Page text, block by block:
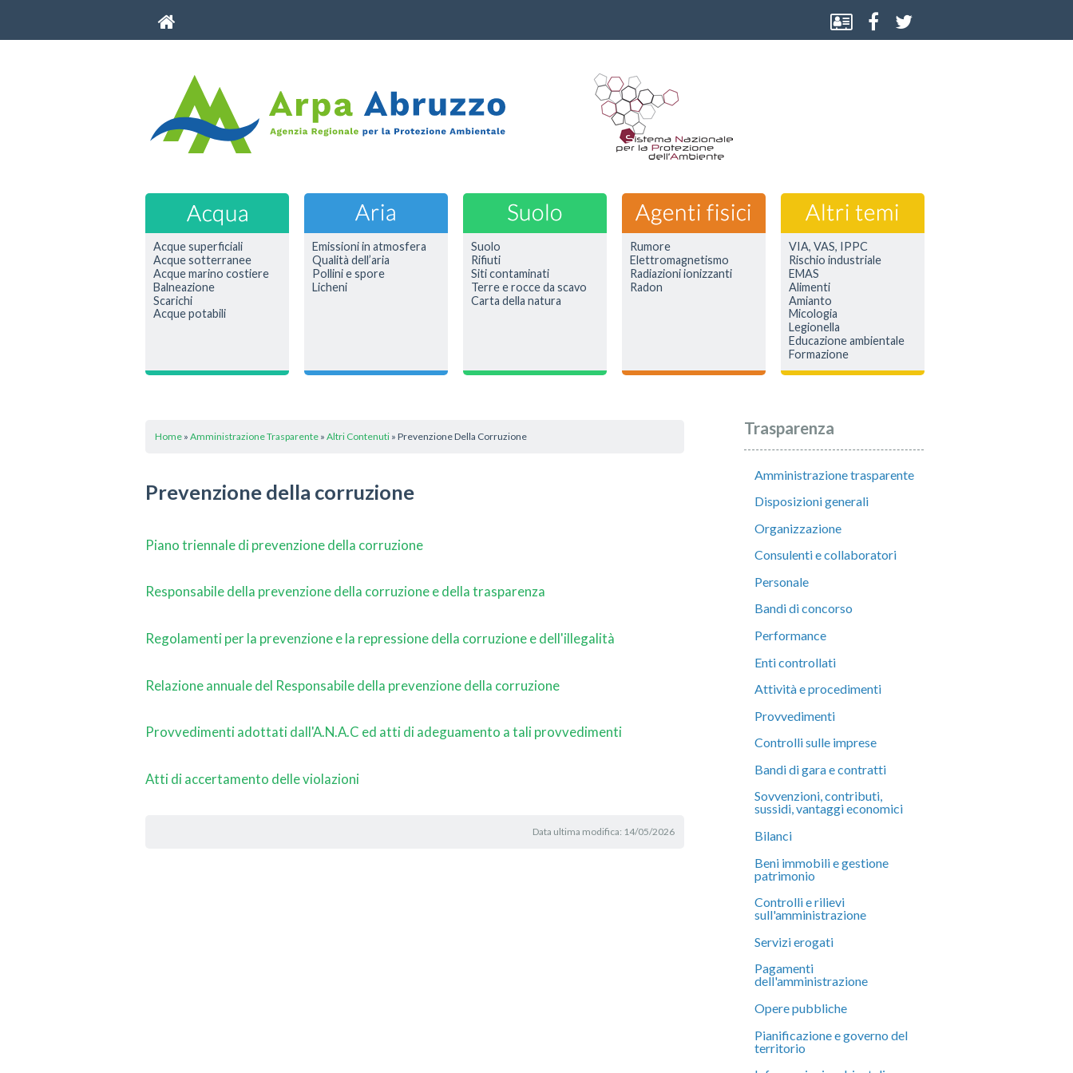
Acque superficiali
Acque sotterranee
Acque marino costiere
Balneazione
Scarichi
Acque potabili
Emissioni in atmosfera
Qualità dell’aria
Pollini e spore
Licheni
Suolo
Rifiuti
Siti contaminati
Terre e rocce da scavo
Carta della natura
Rumore
Elettromagnetismo
Radiazioni ionizzanti
Radon
VIA, VAS, IPPC
Rischio industriale
EMAS
Alimenti
Amianto
Micologia
Legionella
Educazione ambientale
Formazione
Home » Amministrazione Trasparente » Altri Contenuti » Prevenzione Della Corruzione
Prevenzione della corruzione
Piano triennale di prevenzione della corruzione
Responsabile della prevenzione della corruzione e della trasparenza
Regolamenti per la prevenzione e la repressione della corruzione e dell'illegalità
Relazione annuale del Responsabile della prevenzione della corruzione
Provvedimenti adottati dall'A.N.A.C ed atti di adeguamento a tali provvedimenti
Atti di accertamento delle violazioni
Data ultima modifica: 14/05/2026
Trasparenza
Amministrazione trasparente
Disposizioni generali
Organizzazione
Consulenti e collaboratori
Personale
Bandi di concorso
Performance
Enti controllati
Attività e procedimenti
Provvedimenti
Controlli sulle imprese
Bandi di gara e contratti
Sovvenzioni, contributi,
sussidi, vantaggi economici
Bilanci
Beni immobili e gestione
patrimonio
Controlli e rilievi
sull'amministrazione
Servizi erogati
Pagamenti
dell'amministrazione
Opere pubbliche
Pianificazione e governo del
territorio